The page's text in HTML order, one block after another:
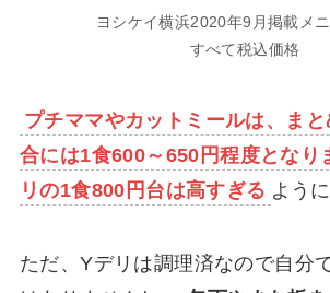
ヨシケイ横浜2020年9月掲載メ
すべて税込価格
プチママやカットミールは、ま
合には1食600～650円程度となり
リの1食800円台は高すぎる よう
ただ、Yデリは調理済なので自分